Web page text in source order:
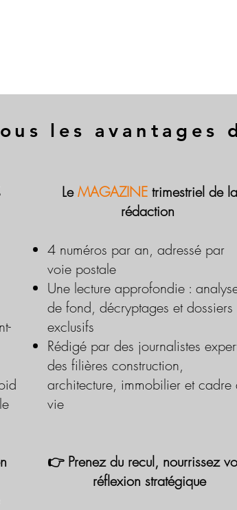
les avantages
LeMAGAZINE trimestriel de la
rédaction
4 numéros par an, adressé par
voie postale
Une lecture approfondie :
de fond, décryptages et dossiers
exclusifs
Rédigé par des journalistes
des filières construction,
architecture, immobilier et cadre
vie
👉 Prenez du recul, nourrissez
réflexion stratégique